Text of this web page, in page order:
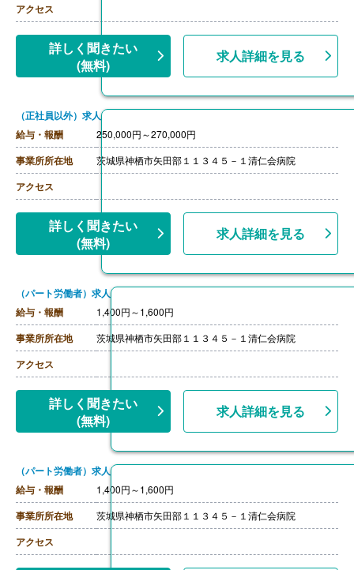
アクセス
詳しく聞きたい
(無料)
求人詳細を見る
（正社員以外）求人
給与・報酬
250,000円～270,000円
事業所所在地 茨城県神栖市矢田部１１３４５－１清仁会病院
アクセス
詳しく聞きたい
(無料)
求人詳細を見る
（パート労働者）求人
給与・報酬
1,400円～1,600円
事業所所在地 茨城県神栖市矢田部１１３４５－１清仁会病院
アクセス
詳しく聞きたい
(無料)
求人詳細を見る
（パート労働者）求人
給与・報酬
1,400円～1,600円
事業所所在地 茨城県神栖市矢田部１１３４５－１清仁会病院
アクセス